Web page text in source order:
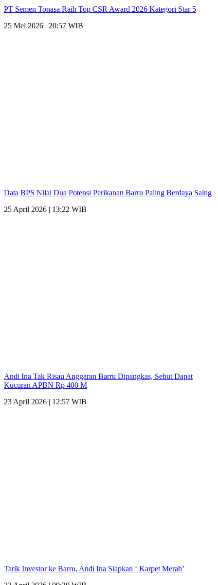
PT Semen Tonasa Raih Top CSR Award 2026 Kategori Star 5
25 Mei 2026 | 20:57 WIB
Data BPS Nilai Dua Potensi Perikanan Barru Paling Berdaya Saing
25 April 2026 | 13:22 WIB
Andi Ina Tak Risau Anggaran Barru Dipangkas, Sebut Dapat
Kucuran APBN Rp 400 M
23 April 2026 | 12:57 WIB
Tarik Investor ke Barru, Andi Ina Siapkan ‘ Karpet Merah’